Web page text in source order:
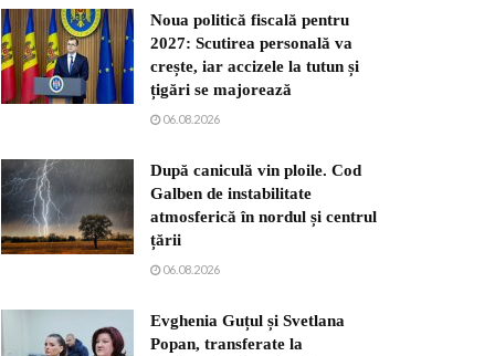
Noua politică fiscală pentru
2027: Scutirea personală va
crește, iar accizele la tutun și
țigări se majorează
06.08.2026
După caniculă vin ploile. Cod
Galben de instabilitate
atmosferică în nordul și centrul
țării
06.08.2026
Evghenia Guțul și Svetlana
Popan, transferate la